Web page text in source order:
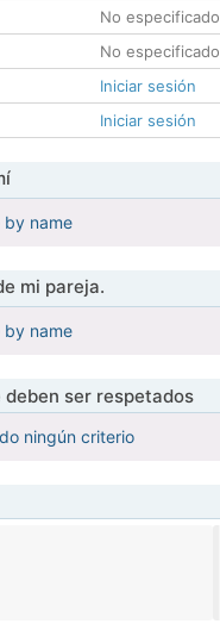
No especificado
No especificado
Iniciar sesión
Iniciar sesión
by name
mi pareja.
by name
ser respetados
ningún criterio